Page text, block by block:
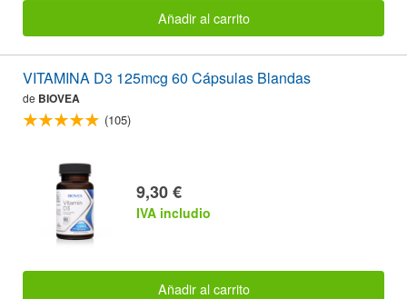
Añadir al carrito
VITAMINA D3 125mcg 60 Cápsulas Blandas
de BIOVEA
(105)
9,30 €
IVA includio
Añadir al carrito